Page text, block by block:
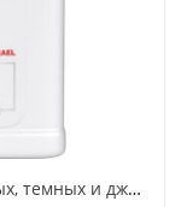
Bagi Гель для стирки светлых, цветных, темных и джинсовых тканей Универсальный 950 мл на 20 стирок